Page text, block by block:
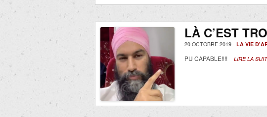
LÀ C’EST
20 OCTOBRE 2019 - LA VIE
PU CAPABLE!!!! LIRE LA